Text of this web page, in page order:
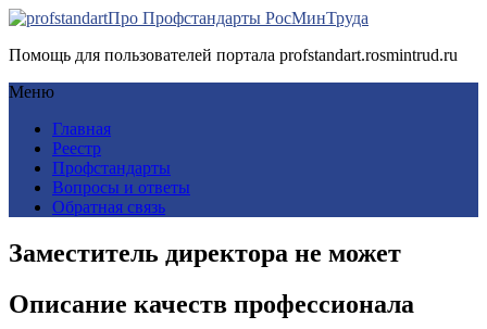
Про Профстандарты РосМинТруда
Помощь для пользователей портала profstandart.rosmintrud.ru
Меню
Главная
Реестр
Профстандарты
Вопросы и ответы
Обратная связь
Заместитель директора не может
Описание качеств профессионала